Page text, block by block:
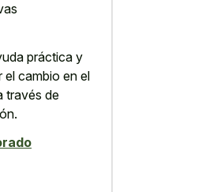
práctica y
el cambio en el
través de